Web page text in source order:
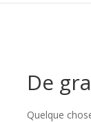
De
Quelque